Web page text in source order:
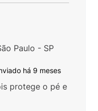
há 9 meses
protege o pé e
Paulo - SP